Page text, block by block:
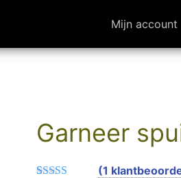
Mijn account
Garneer
(1